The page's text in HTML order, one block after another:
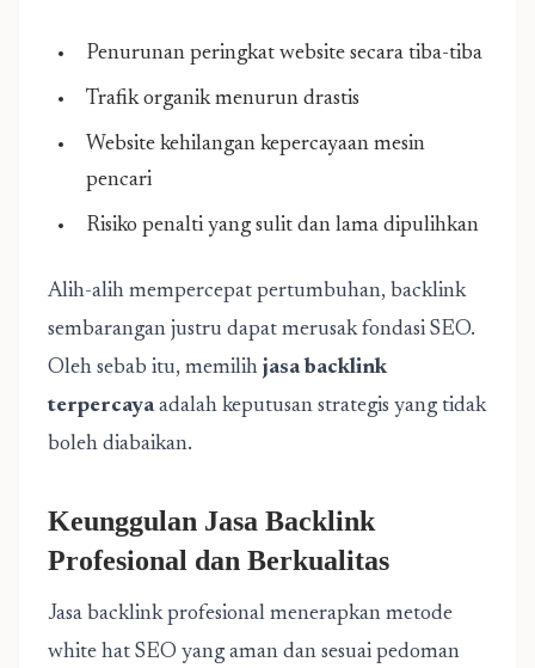
Penurunan peringkat website secara tiba-tiba
Trafik organik menurun drastis
Website kehilangan kepercayaan mesin
pencari
Risiko penalti yang sulit dan lama dipulihkan
Alih-alih mempercepat pertumbuhan, backlink
sembarangan justru dapat merusak fondasi SEO.
Oleh sebab itu, memilih jasa backlink
terpercayaadalah keputusan strategis yang tidak
boleh diabaikan.
Keunggulan Jasa Backlink
Profesional dan Berkualitas
Jasa backlink profesional menerapkan metode
white hat SEO yang aman dan sesuai pedoman